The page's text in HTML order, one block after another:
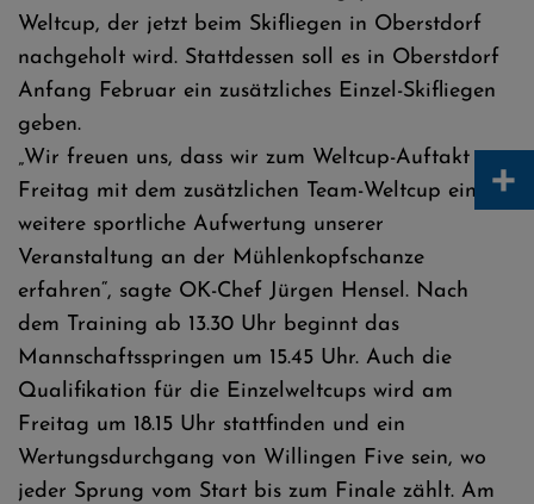
Weltcup, der jetzt beim Skifliegen in Oberstdorf
nachgeholt wird. Stattdessen soll es in Oberstdorf
Anfang Februar ein zusätzliches Einzel-Skifliegen
geben.
„Wir freuen uns, dass wir zum Weltcup-Auftakt am
Freitag mit dem zusätzlichen Team-Weltcup eine
weitere sportliche Aufwertung unserer
Veranstaltung an der Mühlenkopfschanze
erfahren“, sagte OK-Chef Jürgen Hensel. Nach
dem Training ab 13.30 Uhr beginnt das
Mannschaftsspringen um 15.45 Uhr. Auch die
Qualifikation für die Einzelweltcups wird am
Freitag um 18.15 Uhr stattfinden und ein
Wertungsdurchgang von Willingen Five sein, wo
jeder Sprung vom Start bis zum Finale zählt. Am
+